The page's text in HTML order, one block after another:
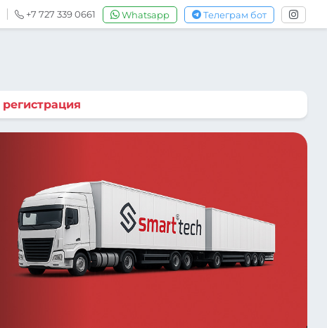
+7 727 339 0661 Whatsapp Телеграм бот
регистрация